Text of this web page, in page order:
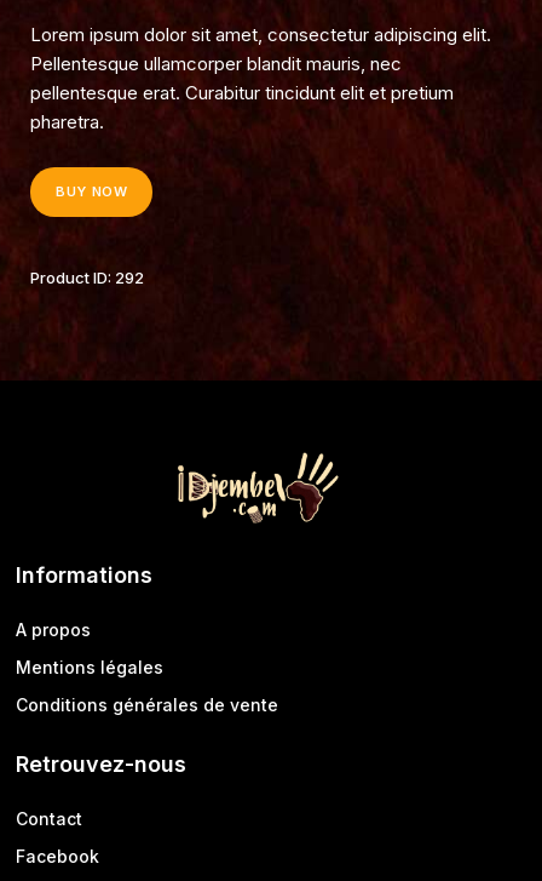
Lorem ipsum dolor sit amet, consectetur adipiscing elit.
Pellentesque ullamcorper blandit mauris, nec
pellentesque erat. Curabitur tincidunt elit et pretium
pharetra.
BUY NOW
Product ID: 292
Informations
A propos
Mentions légales
Conditions générales de vente
Retrouvez-nous
Contact
Facebook